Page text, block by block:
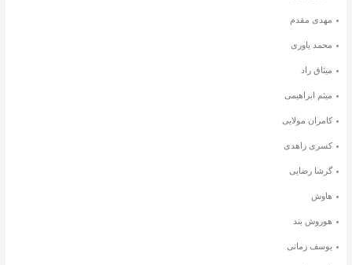
مهدی مقدم
محمد یاوری
میثاق راد
میثم ابراهیمی
کامران مولایی
کسری زاهدی
گرشا رضایی
هاوش
هوروش بند
یوسف زمانی